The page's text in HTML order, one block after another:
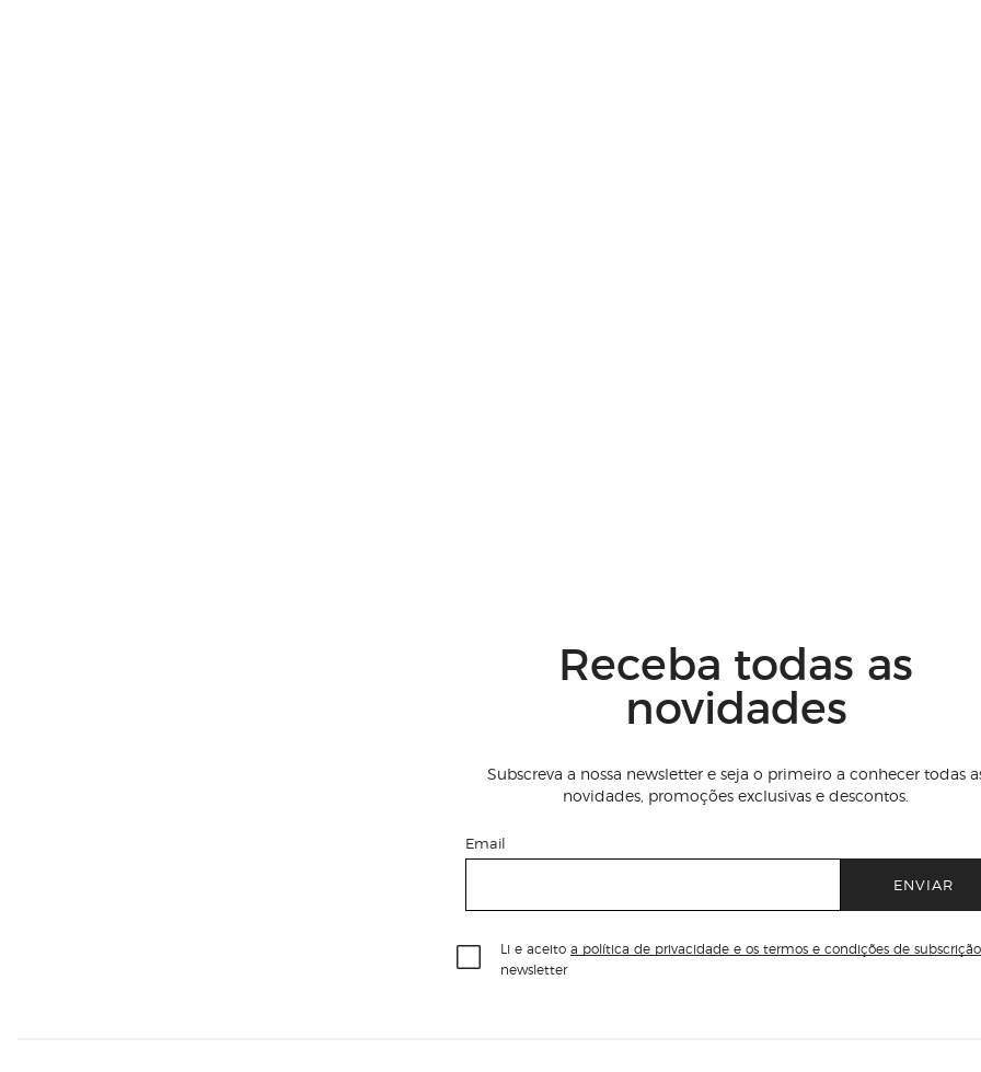
Receba todas as
novidades
Subscreva a nossa newsletter e seja o primeiro a conhecer todas
novidades, promoções exclusivas e descontos.
Email
ENVIAR
Li e aceito a política de privacidade e os termos e condições de subscrição
newsletter